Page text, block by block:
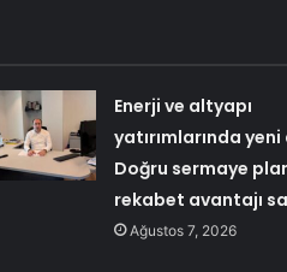
Enerji ve altyapı
yatırımlarında
Doğru sermaye
rekabet avantajı
Ağustos 7, 2026